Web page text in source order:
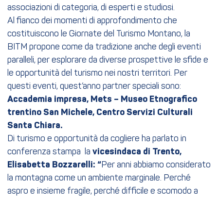
associazioni di categoria, di esperti e studiosi.
Al fianco dei momenti di approfondimento che
costituiscono le Giornate del Turismo Montano, la
BITM propone come da tradizione anche degli eventi
paralleli, per esplorare da diverse prospettive le sfide e
le opportunità del turismo nei nostri territori. Per
questi eventi, quest’anno partner speciali sono:
Accademia impresa, Mets – Museo Etnografico
trentino San Michele, Centro Servizi Culturali
Santa Chiara.
Di turismo e opportunità da cogliere ha parlato in
conferenza stampa la vicesindaca di Trento,
Elisabetta Bozzarelli: “Per anni abbiamo considerato
la montagna come un ambiente marginale. Perché
aspro e insieme fragile, perché difficile e scomodo a